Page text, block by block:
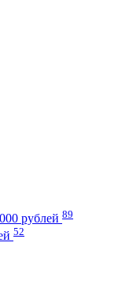
рублей 89
52